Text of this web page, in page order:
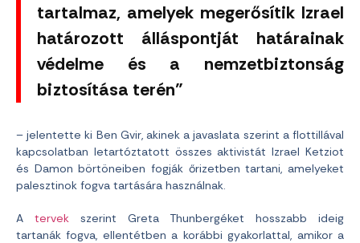
tartalmaz, amelyek megerősítik Izrael
határozott álláspontját határainak
védelme és a nemzetbiztonság
biztosítása terén”
– jelentette ki Ben Gvir, akinek a javaslata szerint a flottillával
kapcsolatban letartóztatott összes aktivistát Izrael Ketziot
és Damon börtöneiben fogják őrizetben tartani, amelyeket
palesztinok fogva tartására használnak.
A tervek szerint Greta Thunbergéket hosszabb ideig
tartanák fogva, ellentétben a korábbi gyakorlattal, amikor a